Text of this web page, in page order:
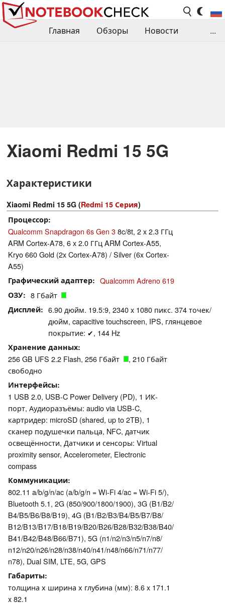
Главная Обзоры
Новости
...
Xiaomi Redmi 15 5G
Характеристики
Xiaomi Redmi 15 5G (Redmi 15 Серия)
Процессор
Qualcomm Snapdragon 6s Gen 38c/8t, 2 x 2.3 ГГц
ARM Cortex-A78, 6 x 2.0 ГГц ARM Cortex-A55,
Kryo 660 Gold (2x Cortex-A78) / Silver (6x Cortex-
A55)
Графический адаптер Qualcomm Adreno 619
ОЗУ 8 Гбайт
Дисплей
6.90 дюйм. 19.5:9, 2340 x 1080 пикс. 374 точек/
дюйм, capacitive touchscreen, IPS, глянцевое
покрытие: ✔, 144 Hz
Хранение данных
256 GB UFS 2.2 Flash, 256 Гбайт
, 210 Гбайт
свободно
Интерфейсы
1 USB 2.0, USB-C Power Delivery (PD), 1 ИК-
порт, Аудиоразъёмы: audio via USB-C,
картридер: microSD (shared, up to 2TB), 1
сканер подушечки пальца, NFC, датчик
освещённости, Датчики и сенсоры: Virtual
proximity sensor, Accelerometer, Electronic
compass
Коммуникации
802.11 a/b/g/n/ac (a/b/g/n = Wi-Fi 4/ac = Wi-Fi 5/),
Bluetooth 5.1, 2G (850/​900/​1800/​1900), 3G (B1/​B2/​
B4/​B5/​B6/​B8/​B19), 4G (B1/​B2/​B3/​B4/​B5/​B7/​B8/​
B12/​B13/​B17/​B18/​B19/​B20/​B26/​B28/​B32/​B38/​B40/​
B41/​B42/​B48/​B66/​B71), 5G (n1/​n2/​n3/​n5/​n7/​n8/​
n12/​n20/​n26/​n28/​n38/​n40/​n41/​n48/​n66/​n71/​n77/​
n78), Dual SIM, LTE, 5G, GPS
Габариты
толщина х ширина х глубина (мм): 8.6 x 171.1
x 82.1